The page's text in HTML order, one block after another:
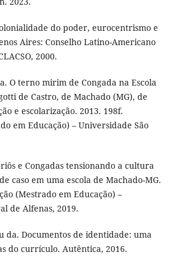
do poder, eurocentrismo e
Aires: Conselho Latino-Americano
2000.
O terno mirim de Congada na Escola
de Castro, de Machado (MG), de
e escolarização. 2013. 198f.
em Educação) – Universidade São
e Congadas tensionando a cultura
caso em uma escola de Machado-MG.
(Mestrado em Educação) –
de Alfenas, 2019.
da. Documentos de identidade: uma
do currículo. Autêntica, 2016.